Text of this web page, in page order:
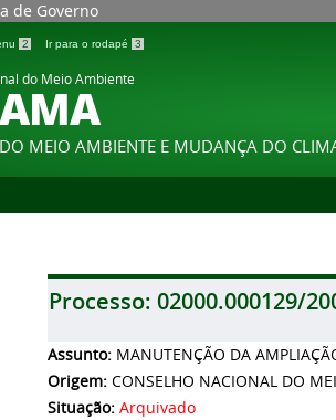
de Governo
2 Ir para o rodapé 3
do Meio Ambiente
MEIO AMBIENTE E MUDANÇA DO
Processo: 02000.000129/
Assunto: MANUTENÇÃO DA
Origem: CONSELHO NACIONAL DO
Situação: Arquivado